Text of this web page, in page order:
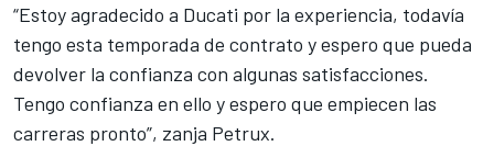
“Estoy agradecido a Ducati por la experiencia, todavía
tengo esta temporada de contrato y espero que pueda
devolver la confianza con algunas satisfacciones.
Tengo confianza en ello y espero que empiecen las
carreras pronto”, zanja Petrux.